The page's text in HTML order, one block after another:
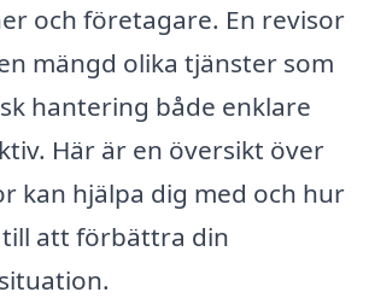
och företagare. En revisor
mängd olika tjänster som
hantering både enklare
Här är en översikt över
kan hjälpa dig med och hur
att förbättra din